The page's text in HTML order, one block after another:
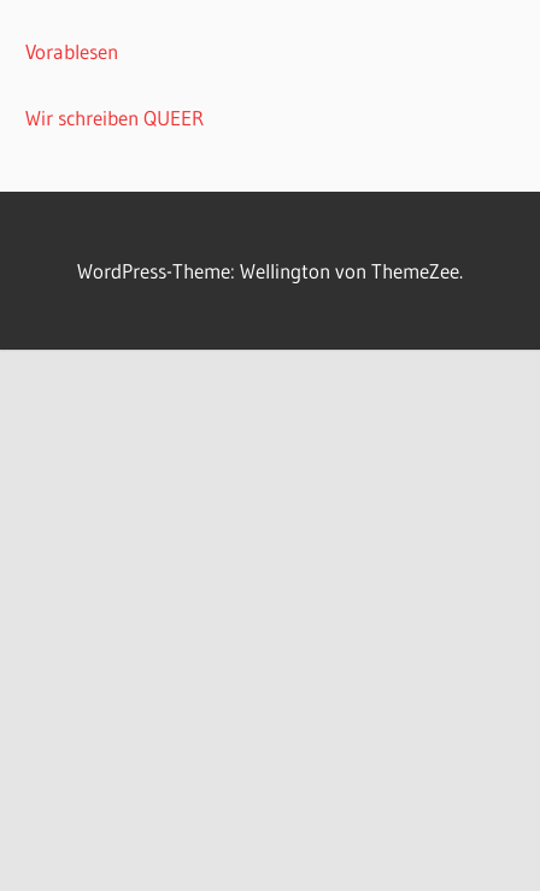
Vorablesen
Wir schreiben QUEER
WordPress-Theme: Wellington von ThemeZee.